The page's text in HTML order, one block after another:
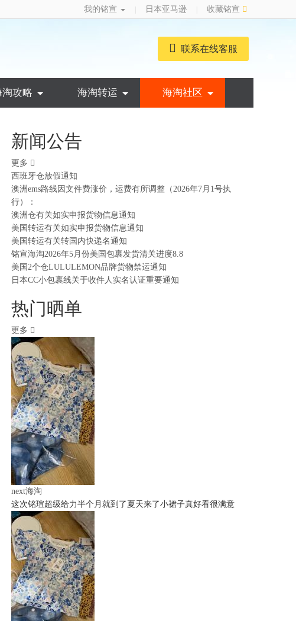
我的铭宣 日本亚马逊
收藏铭宣
联系在线客服
淘攻略 海淘转运 海淘社区
新闻公告
更多
西班牙仓放假通知
澳洲ems路线因文件费涨价，运费有所调整（2026年7月1号执
行）：
澳洲仓有关如实申报货物信息通知
美国转运有关如实申报货物信息通知
美国转运有关转国内快递名通知
铭宣海淘2026年5月份美国包裹发货清关进度8.8
美国2个仓LULULEMON品牌货物禁运通知
日本CC小包裹线关于收件人实名认证重要通知
热门晒单
更多
next海淘
这次铭瑄超级给力半个月就到了夏天来了小裙子真好看很满意